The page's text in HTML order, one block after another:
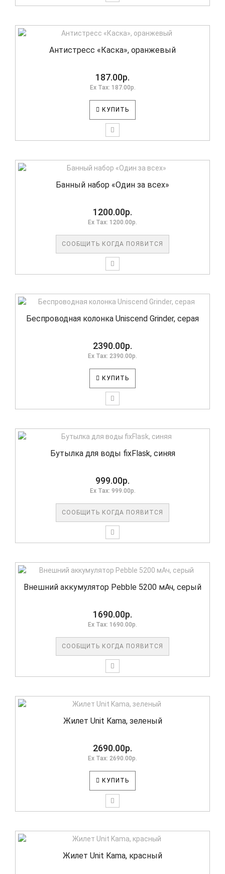
Антистресс «Каска», оранжевый
187.00р.
Ex Tax: 187.00р.
КУПИТЬ
Банный набор «Один за всех»
1200.00р.
Ex Tax: 1200.00р.
СООБЩИТЬ КОГДА ПОЯВИТСЯ
Беспроводная колонка Uniscend Grinder, серая
2390.00р.
Ex Tax: 2390.00р.
КУПИТЬ
Бутылка для воды fixFlask, синяя
999.00р.
Ex Tax: 999.00р.
СООБЩИТЬ КОГДА ПОЯВИТСЯ
Внешний аккумулятор Pebble 5200 мАч, серый
1690.00р.
Ex Tax: 1690.00р.
СООБЩИТЬ КОГДА ПОЯВИТСЯ
Жилет Unit Kama, зеленый
2690.00р.
Ex Tax: 2690.00р.
КУПИТЬ
Жилет Unit Kama, красный